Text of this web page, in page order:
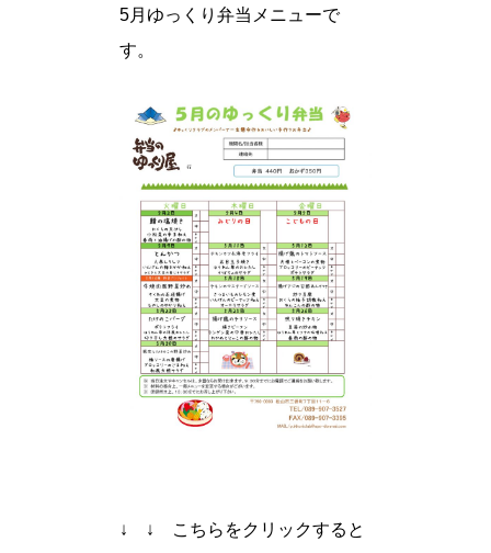
5月ゆっくり弁当メニューで
す。
↓ ↓ こちらをクリックすると